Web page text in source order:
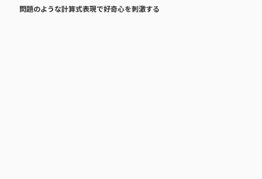
問題のような計算式表現で好奇心を刺激する